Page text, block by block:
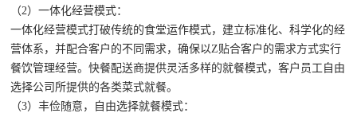
（2）一体化经营模式：
一体化经营模式打破传统的食堂运作模式，建立标准化、科学化的经
营体系，并配合客户的不同需求，确保以Z贴合客户的需求方式实行
餐饮管理经营。快餐配送商提供灵活多样的就餐模式，客户员工自由
选择公司所提供的各类菜式就餐。
（3）丰俭随意，自由选择就餐模式：